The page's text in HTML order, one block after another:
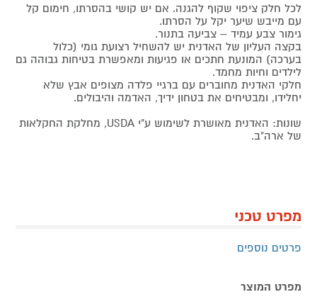
לכל חלק ציפוי שקוף להגנה. אם יש קושי בהסרתו, חימום קל
עם מייבש שיער יקל על הסרתו.
גימור צבע עמיד – צביעה בתנור.
בקצה העליון של האדנית יש להשחיל רצועת גומי (כלול
בערכה) המונעת חתכים או פגיעות ומאפשרת בטיחות גבוהה גם
לילדים וחיות מחמד.
חלקי האדנית מחוברים עם ברגיי פלדה מצופים אבץ שלא
יחלידו, ומבטיחים את בטחון ידיך, האדמה והיבולים.
שונות: האדנית מאושרת לשימוש ע"י USDA, מחלקת החקלאות
של ארה"ב.
מפרט טכני
פרטים נוספים
מפרט המוצר